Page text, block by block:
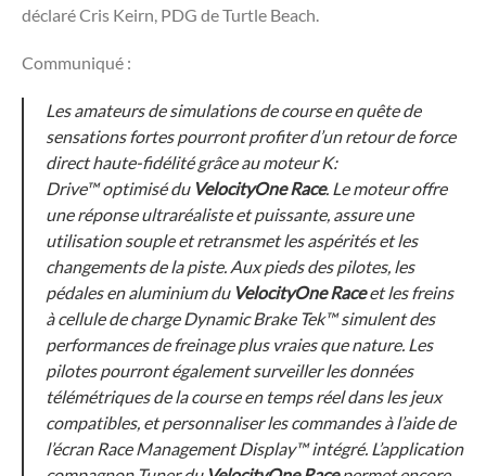
déclaré Cris Keirn, PDG de Turtle Beach.
Communiqué :
Les amateurs de simulations de course en quête de
sensations fortes pourront profiter d’un retour de force
direct haute-fidélité grâce au moteur K:
Drive™ optimisé du VelocityOne Race. Le moteur offre
une réponse ultraréaliste et puissante, assure une
utilisation souple et retransmet les aspérités et les
changements de la piste. Aux pieds des pilotes, les
pédales en aluminium du VelocityOne Raceet les freins
à cellule de charge Dynamic Brake Tek™ simulent des
performances de freinage plus vraies que nature. Les
pilotes pourront également surveiller les données
télémétriques de la course en temps réel dans les jeux
compatibles, et personnaliser les commandes à l’aide de
l’écran Race Management Display™ intégré. L’application